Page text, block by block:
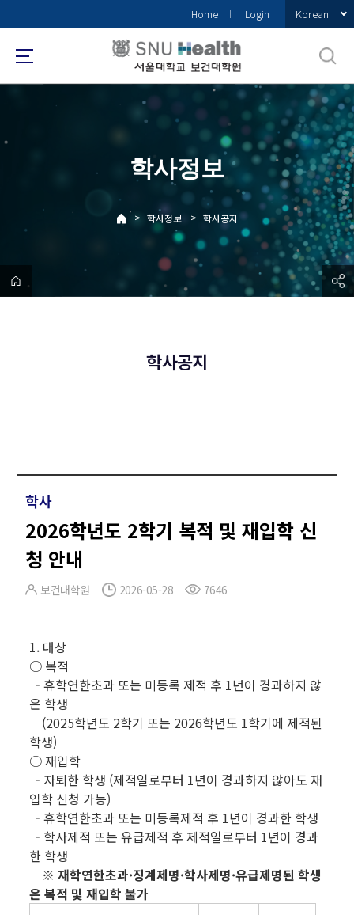
로
메
Home Login Korean
학사정보
> 학사정보 > 학사공지
학사공지
학사
2026학년도 2학기 복적 및 재입학 신
청 안내
보건대학원 2026-05-28 7646
1. 대상
○ 복적
- 휴학연한초과 또는 미등록 제적 후 1년이 경과하지 않
은 학생
(2025학년도 2학기 또는 2026학년도 1학기에 제적된
학생)
○ 재입학
- 자퇴한 학생 (제적일로부터 1년이 경과하지 않아도 재
입학 신청 가능)
- 휴학연한초과 또는 미등록제적 후 1년이 경과한 학생
- 학사제적 또는 유급제적 후 제적일로부터 1년이 경과
한 학생
※ 재학연한초과·징계제명·학사제명·유급제명된 학생
은 복적 및 재입학 불가